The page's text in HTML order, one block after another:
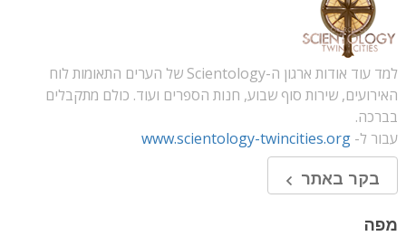
למד עוד אודות ארגון ה-Scientology של הערים התאומות לוח
האירועים, שירות סוף שבוע, חנות הספרים ועוד. כולם מתקבלים
בברכה.
עבור ל- www.scientology-twincities.org
בקר באתר
מפה